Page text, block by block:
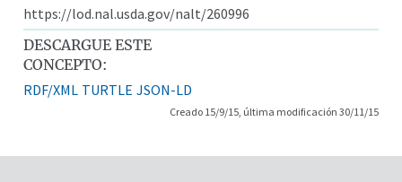
https://lod.nal.usda.gov/nalt/260996
DESCARGUE ESTE
CONCEPTO:
RDF/XML TURTLE JSON-LD
Creado 15/9/15, última modificación 30/11/15